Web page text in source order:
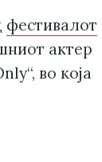
фестивалот
актер
во која